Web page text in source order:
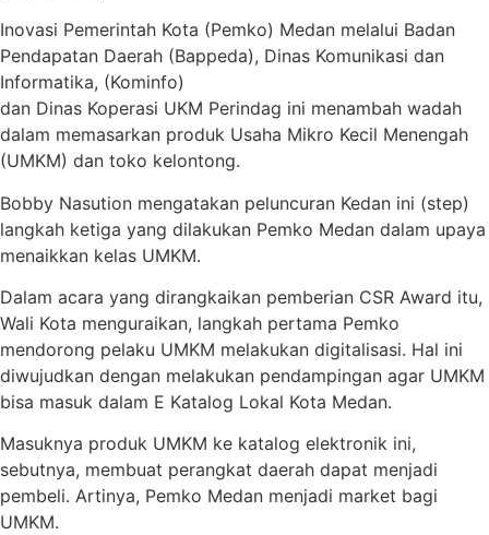
Inovasi Pemerintah Kota (Pemko) Medan melalui Badan
Pendapatan Daerah (Bappeda), Dinas Komunikasi dan
Informatika, (Kominfo)
dan Dinas Koperasi UKM Perindag ini menambah wadah
dalam memasarkan produk Usaha Mikro Kecil Menengah
(UMKM) dan toko kelontong.
Bobby Nasution mengatakan peluncuran Kedan ini (step)
langkah ketiga yang dilakukan Pemko Medan dalam upaya
menaikkan kelas UMKM.
Dalam acara yang dirangkaikan pemberian CSR Award itu,
Wali Kota menguraikan, langkah pertama Pemko
mendorong pelaku UMKM melakukan digitalisasi. Hal ini
diwujudkan dengan melakukan pendampingan agar UMKM
bisa masuk dalam E Katalog Lokal Kota Medan.
Masuknya produk UMKM ke katalog elektronik ini,
sebutnya, membuat perangkat daerah dapat menjadi
pembeli. Artinya, Pemko Medan menjadi market bagi
UMKM.